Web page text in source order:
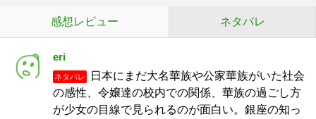
感想レビュー ネタバレ
eri
ネタバレ
日本にまだ大名華族や公家華族がいた社会
の感性、令嬢達の校内での関係、華族の過ごし方
が少女の目線で見られるのが面白い。銀座の知っ